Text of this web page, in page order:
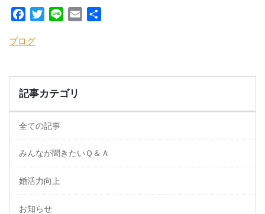
Facebook
TwitterLine Email
ブログ
記事カテゴリ
全ての記事
みんなが聞きたいＱ＆Ａ
婚活力向上
お知らせ